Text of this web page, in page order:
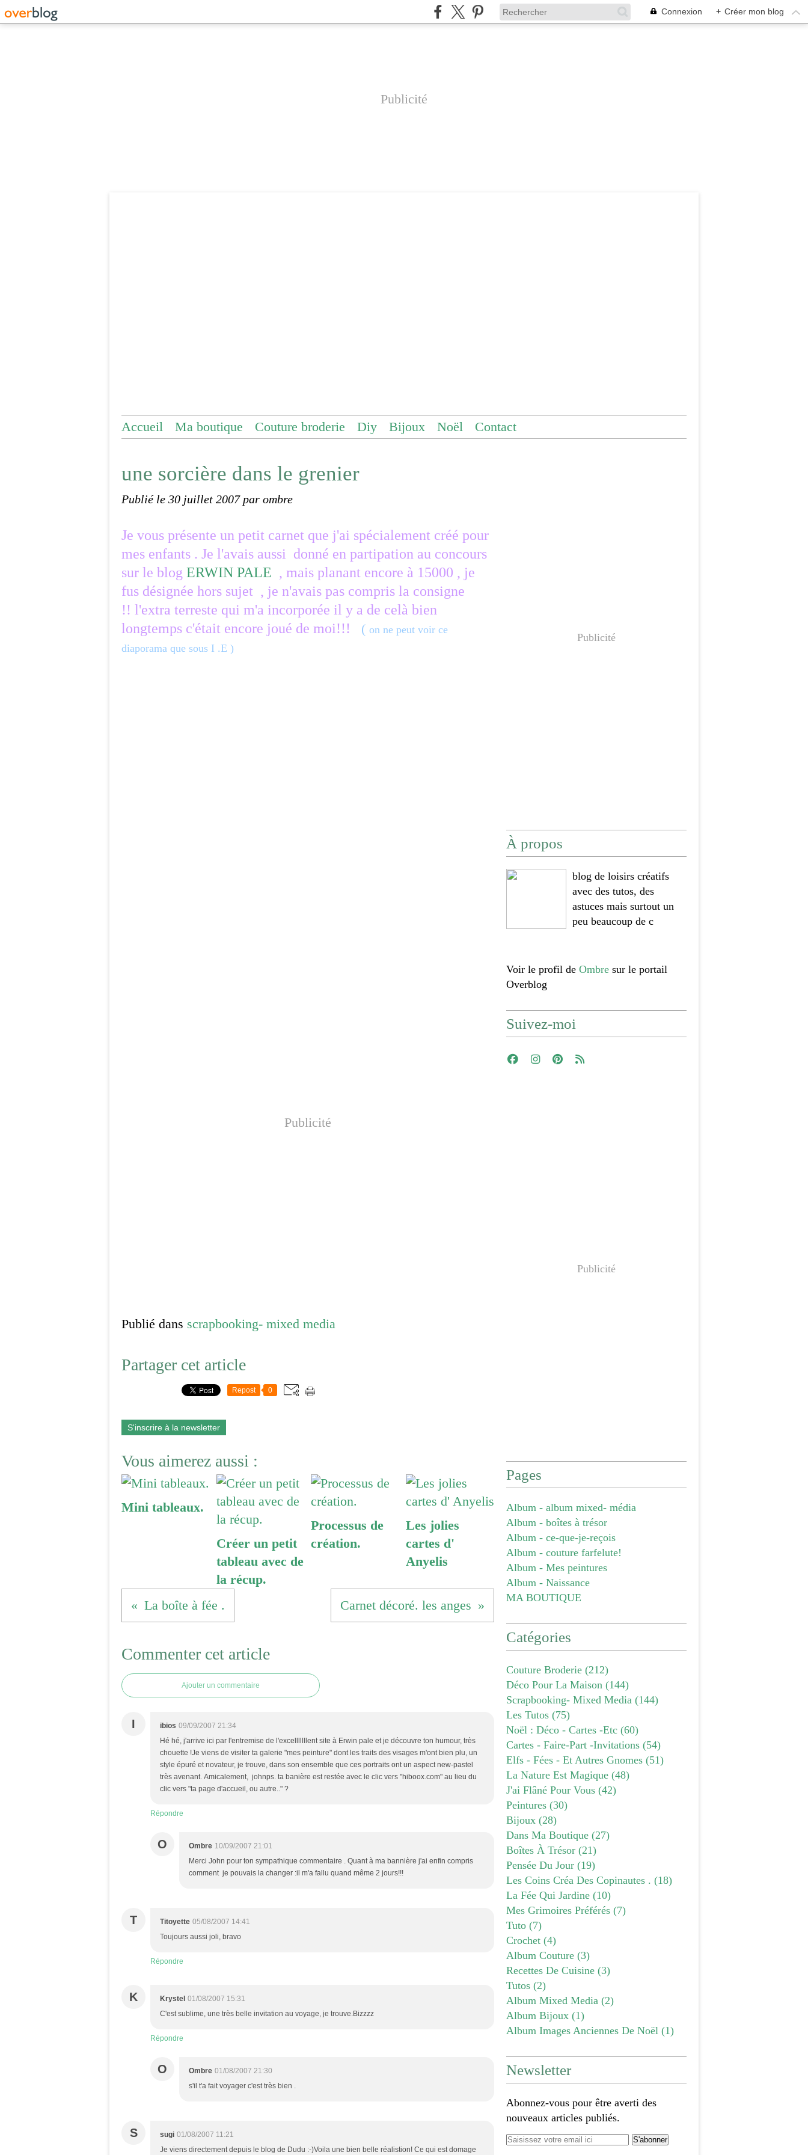
Connexion + Créer mon blog
Publicité
Accueil Ma boutique Couture broderie Diy Bijoux Noël Contact
une sorcière dans le grenier
Publié le 30 juillet 2007 par ombre
Je vous présente un petit carnet que j'ai spécialement créé pour
mes enfants . Je l'avais aussi donné en partipation au concours
sur le blog ERWIN PALE , mais planant encore à 15000 , je
fus désignée hors sujet , je n'avais pas compris la consigne
!! l'extra terreste qui m'a incorporée il y a de celà bien
longtemps c'était encore joué de moi!!!
( on ne peut voir ce
diaporama que sous I .E )
Publicité
Publié dans scrapbooking- mixed media
Partager cet article
Repost 0
S'inscrire à la newsletter
Vous aimerez aussi :
Mini tableaux.
Créer un petit
tableau avec de
la récup.
Processus de
création.
Les jolies
cartes d'
Anyelis
La boîte à fée . Carnet décoré. les anges
Commenter cet article
Ajouter un commentaire
I ibios 09/09/2007 21:34
Hé hé, j'arrive ici par l'entremise de l'excelllllllent site à Erwin pale et je découvre ton humour, très
chouette !Je viens de visiter ta galerie "mes peinture" dont les traits des visages m'ont bien plu, un
style épuré et novateur, je trouve, dans son ensemble que ces portraits ont un aspect new-pastel
très avenant. Amicalement, johnps. ta banière est restée avec le clic vers "hiboox.com" au lieu du
clic vers "ta page d'accueil, ou autre.." ?
Répondre
O Ombre 10/09/2007 21:01
Merci John pour ton sympathique commentaire . Quant à ma bannière j'ai enfin compris
comment je pouvais la changer :il m'a fallu quand même 2 jours!!!
T Titoyette 05/08/2007 14:41
Toujours aussi joli, bravo
Répondre
K Krystel 01/08/2007 15:31
C'est sublime, une très belle invitation au voyage, je trouve.Bizzzz
Répondre
O Ombre 01/08/2007 21:30
s'il t'a fait voyager c'est très bien .
S sugi 01/08/2007 11:21
Je viens directement depuis le blog de Dudu :-)Voila une bien belle réalistion! Ce qui est domage
Publicité
À propos
blog de loisirs créatifs
avec des tutos, des
astuces mais surtout un
peu beaucoup de c
Voir le profil de Ombre sur le portail
Overblog
Suivez-moi
Publicité
Pages
Album - album mixed- média
Album - boîtes à trésor
Album - ce-que-je-reçois
Album - couture farfelute!
Album - Mes peintures
Album - Naissance
MA BOUTIQUE
Catégories
Couture Broderie (212)
Déco Pour La Maison (144)
Scrapbooking- Mixed Media (144)
Les Tutos (75)
Noël : Déco - Cartes -etc (60)
Cartes - Faire-Part -invitations (54)
Elfs - Fées - Et Autres Gnomes (51)
La Nature Est Magique (48)
J'ai Flâné Pour Vous (42)
Peintures (30)
Bijoux (28)
Dans Ma Boutique (27)
Boîtes À Trésor (21)
Pensée Du Jour (19)
Les Coins Créa Des Copinautes . (18)
La Fée Qui Jardine (10)
Mes Grimoires Préférés (7)
Tuto (7)
Crochet (4)
Album Couture (3)
Recettes De Cuisine (3)
Tutos (2)
Album Mixed Media (2)
Album Bijoux (1)
Album Images Anciennes De Noël (1)
Newsletter
Abonnez-vous pour être averti des
nouveaux articles publiés.